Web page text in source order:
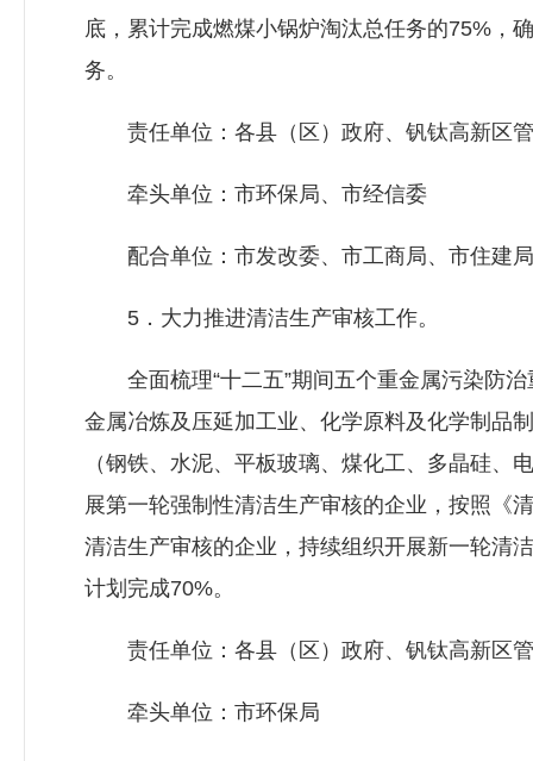
底，累计完成燃煤小锅炉淘汰总任务的75%，
务。
责任单位：各县（区）政府、钒钛高新区管
牵头单位：市环保局、市经信委
配合单位：市发改委、市工商局、市住建
5．大力推进清洁生产审核工作。
全面梳理“十二五”期间五个重金属污染防治
金属冶炼及压延加工业、化学原料及化学制品
（钢铁、水泥、平板玻璃、煤化工、多晶硅
展第一轮强制性清洁生产审核的企业，按照《
清洁生产审核的企业，持续组织开展新一轮清
计划完成70%。
责任单位：各县（区）政府、钒钛高新区管
牵头单位：市环保局